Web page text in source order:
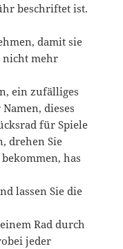
beschriftet ist.
damit sie
nicht mehr
ein zufälliges
dieses
für Spiele
drehen Sie
has
lassen Sie die
Rad durch
jeder